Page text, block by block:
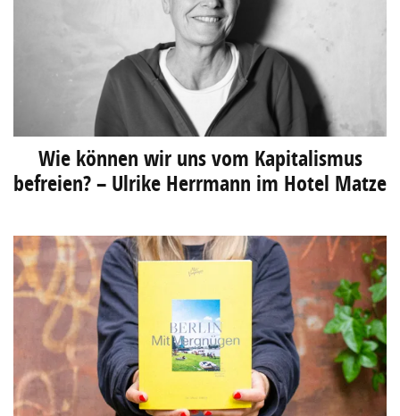
Wie können wir uns vom Kapitalismus
befreien? – Ulrike Herrmann im Hotel Matze